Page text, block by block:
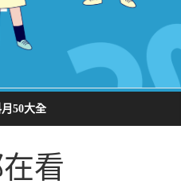
50大全
看